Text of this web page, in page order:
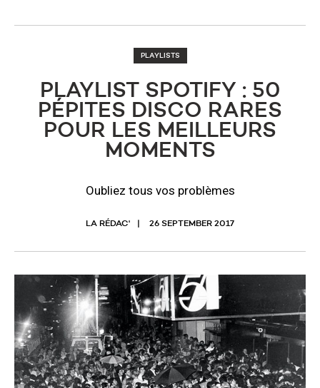
PLAYLISTS
PLAYLIST SPOTIFY : 50
PÉPITES DISCO RARES
POUR LES MEILLEURS
MOMENTS
Oubliez tous vos problèmes
LA RÉDAC' 26 SEPTEMBER 2017